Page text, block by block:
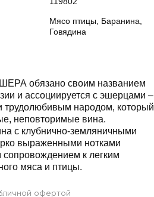
Мясо птицы, Баранина,
Говядина
обязано своим названием
и ассоциируется с эшерцами –
трудолюбивым народом, который
неповторимые вина.
с клубнично-земляничными
выраженными нотками
к легким
мяса и птицы.
офертой